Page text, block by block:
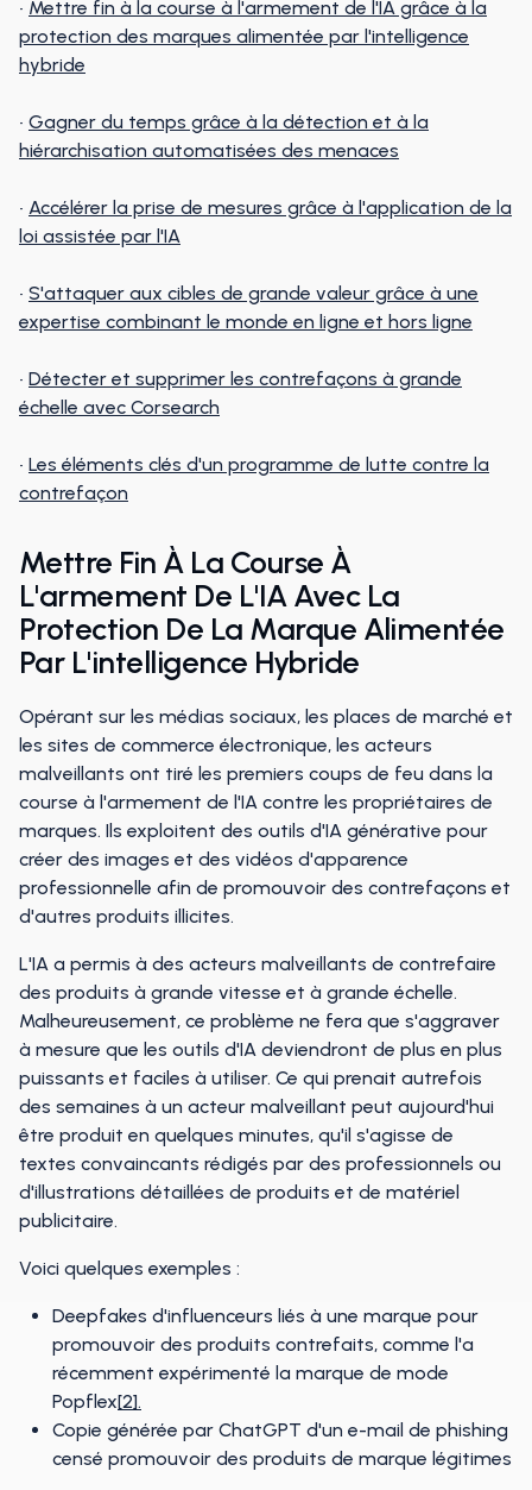
• Mettre fin à la course à l'armement de l'IA grâce à la
protection des marques alimentée par l'intelligence
hybride
• Gagner du temps grâce à la détection et à la
hiérarchisation automatisées des menaces
• Accélérer la prise de mesures grâce à l'application de la
loi assistée par l'IA
• S'attaquer aux cibles de grande valeur grâce à une
expertise combinant le monde en ligne et hors ligne
• Détecter et supprimer les contrefaçons à grande
échelle avec Corsearch
• Les éléments clés d'un programme de lutte contre la
contrefaçon
Mettre Fin À La Course À
L'armement De L'IA Avec La
Protection De La Marque Alimentée
Par L'intelligence Hybride
Opérant sur les médias sociaux, les places de marché et
les sites de commerce électronique, les acteurs
malveillants ont tiré les premiers coups de feu dans la
course à l'armement de l'IA contre les propriétaires de
marques. Ils exploitent des outils d'IA générative pour
créer des images et des vidéos d'apparence
professionnelle afin de promouvoir des contrefaçons et
d'autres produits illicites.
L'IA a permis à des acteurs malveillants de contrefaire
des produits à grande vitesse et à grande échelle.
Malheureusement, ce problème ne fera que s'aggraver
à mesure que les outils d'IA deviendront de plus en plus
puissants et faciles à utiliser. Ce qui prenait autrefois
des semaines à un acteur malveillant peut aujourd'hui
être produit en quelques minutes, qu'il s'agisse de
textes convaincants rédigés par des professionnels ou
d'illustrations détaillées de produits et de matériel
publicitaire.
Voici quelques exemples :
Deepfakes d'influenceurs liés à une marque pour
promouvoir des produits contrefaits, comme l'a
récemment expérimenté la marque de mode
Popflex[2].
Copie générée par ChatGPT d'un e-mail de phishing
censé promouvoir des produits de marque légitimes